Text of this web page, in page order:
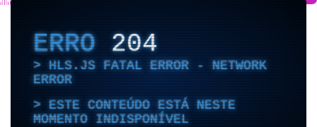
ERRO204
HLS.JS FATAL ERROR - NETWORK
ERROR
ESTE CONTEÚDO ESTÁ NESTE
MOMENTO INDISPONÍVEL